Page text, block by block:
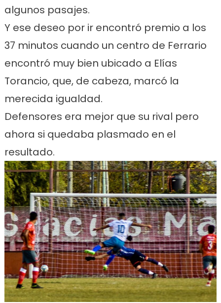
algunos pasajes.
Y ese deseo por ir encontró premio a los
37 minutos cuando un centro de Ferrario
encontró muy bien ubicado a Elías
Torancio, que, de cabeza, marcó la
merecida igualdad.
Defensores era mejor que su rival pero
ahora si quedaba plasmado en el
resultado.